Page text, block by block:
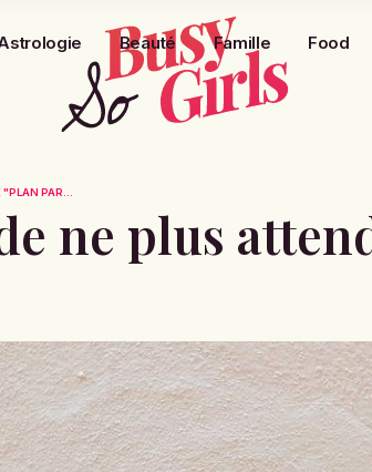
Beauté Famille Food
PAR...
ne plus